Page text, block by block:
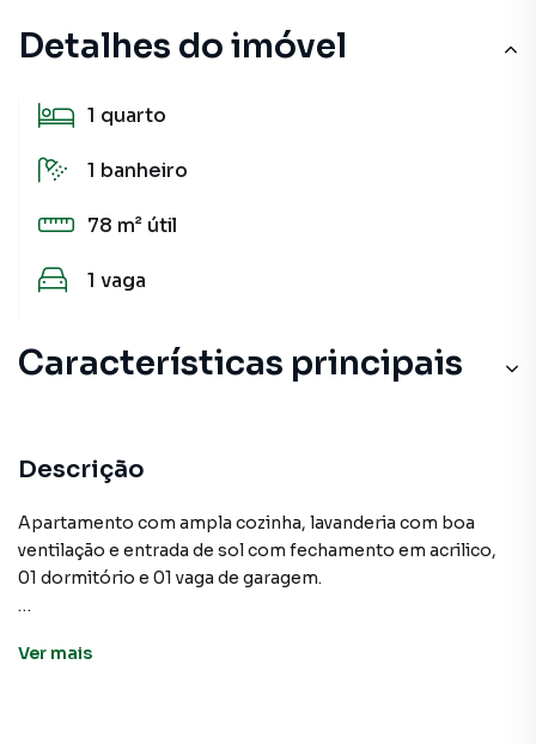
Detalhes do imóvel
1 quarto
1 banheiro
78 m² útil
1 vaga
Características principais
Descrição
Apartamento com ampla cozinha, lavanderia com boa
ventilação e entrada de sol com fechamento em acrilico,
01 dormitório e 01 vaga de garagem.
Apartamento para Venda em região valorizada do bairro
Ver mais